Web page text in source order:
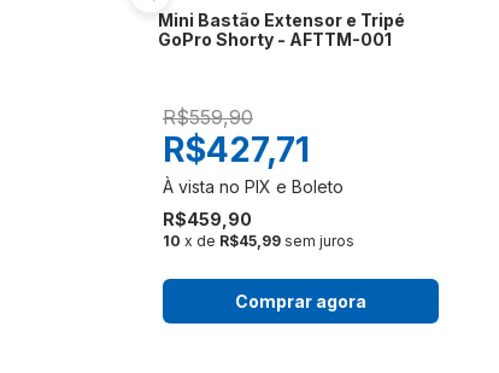
Mini Bastão Extensor e Tripé
GoPro Shorty - AFTTM-001
R$559,90
R$459,90
R$427,71
10 x de R$45,99 sem juros
Comprar agora